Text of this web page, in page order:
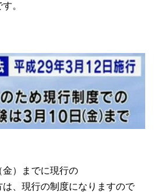
。
）までに現行の
、現行の制度になりますので